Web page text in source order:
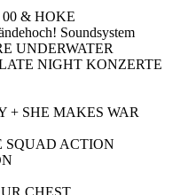
00 & HOKE
Soundsystem
UNDERWATER
NIGHT KONZERTE
+ SHE MAKES WAR
SQUAD ACTION
CHEST